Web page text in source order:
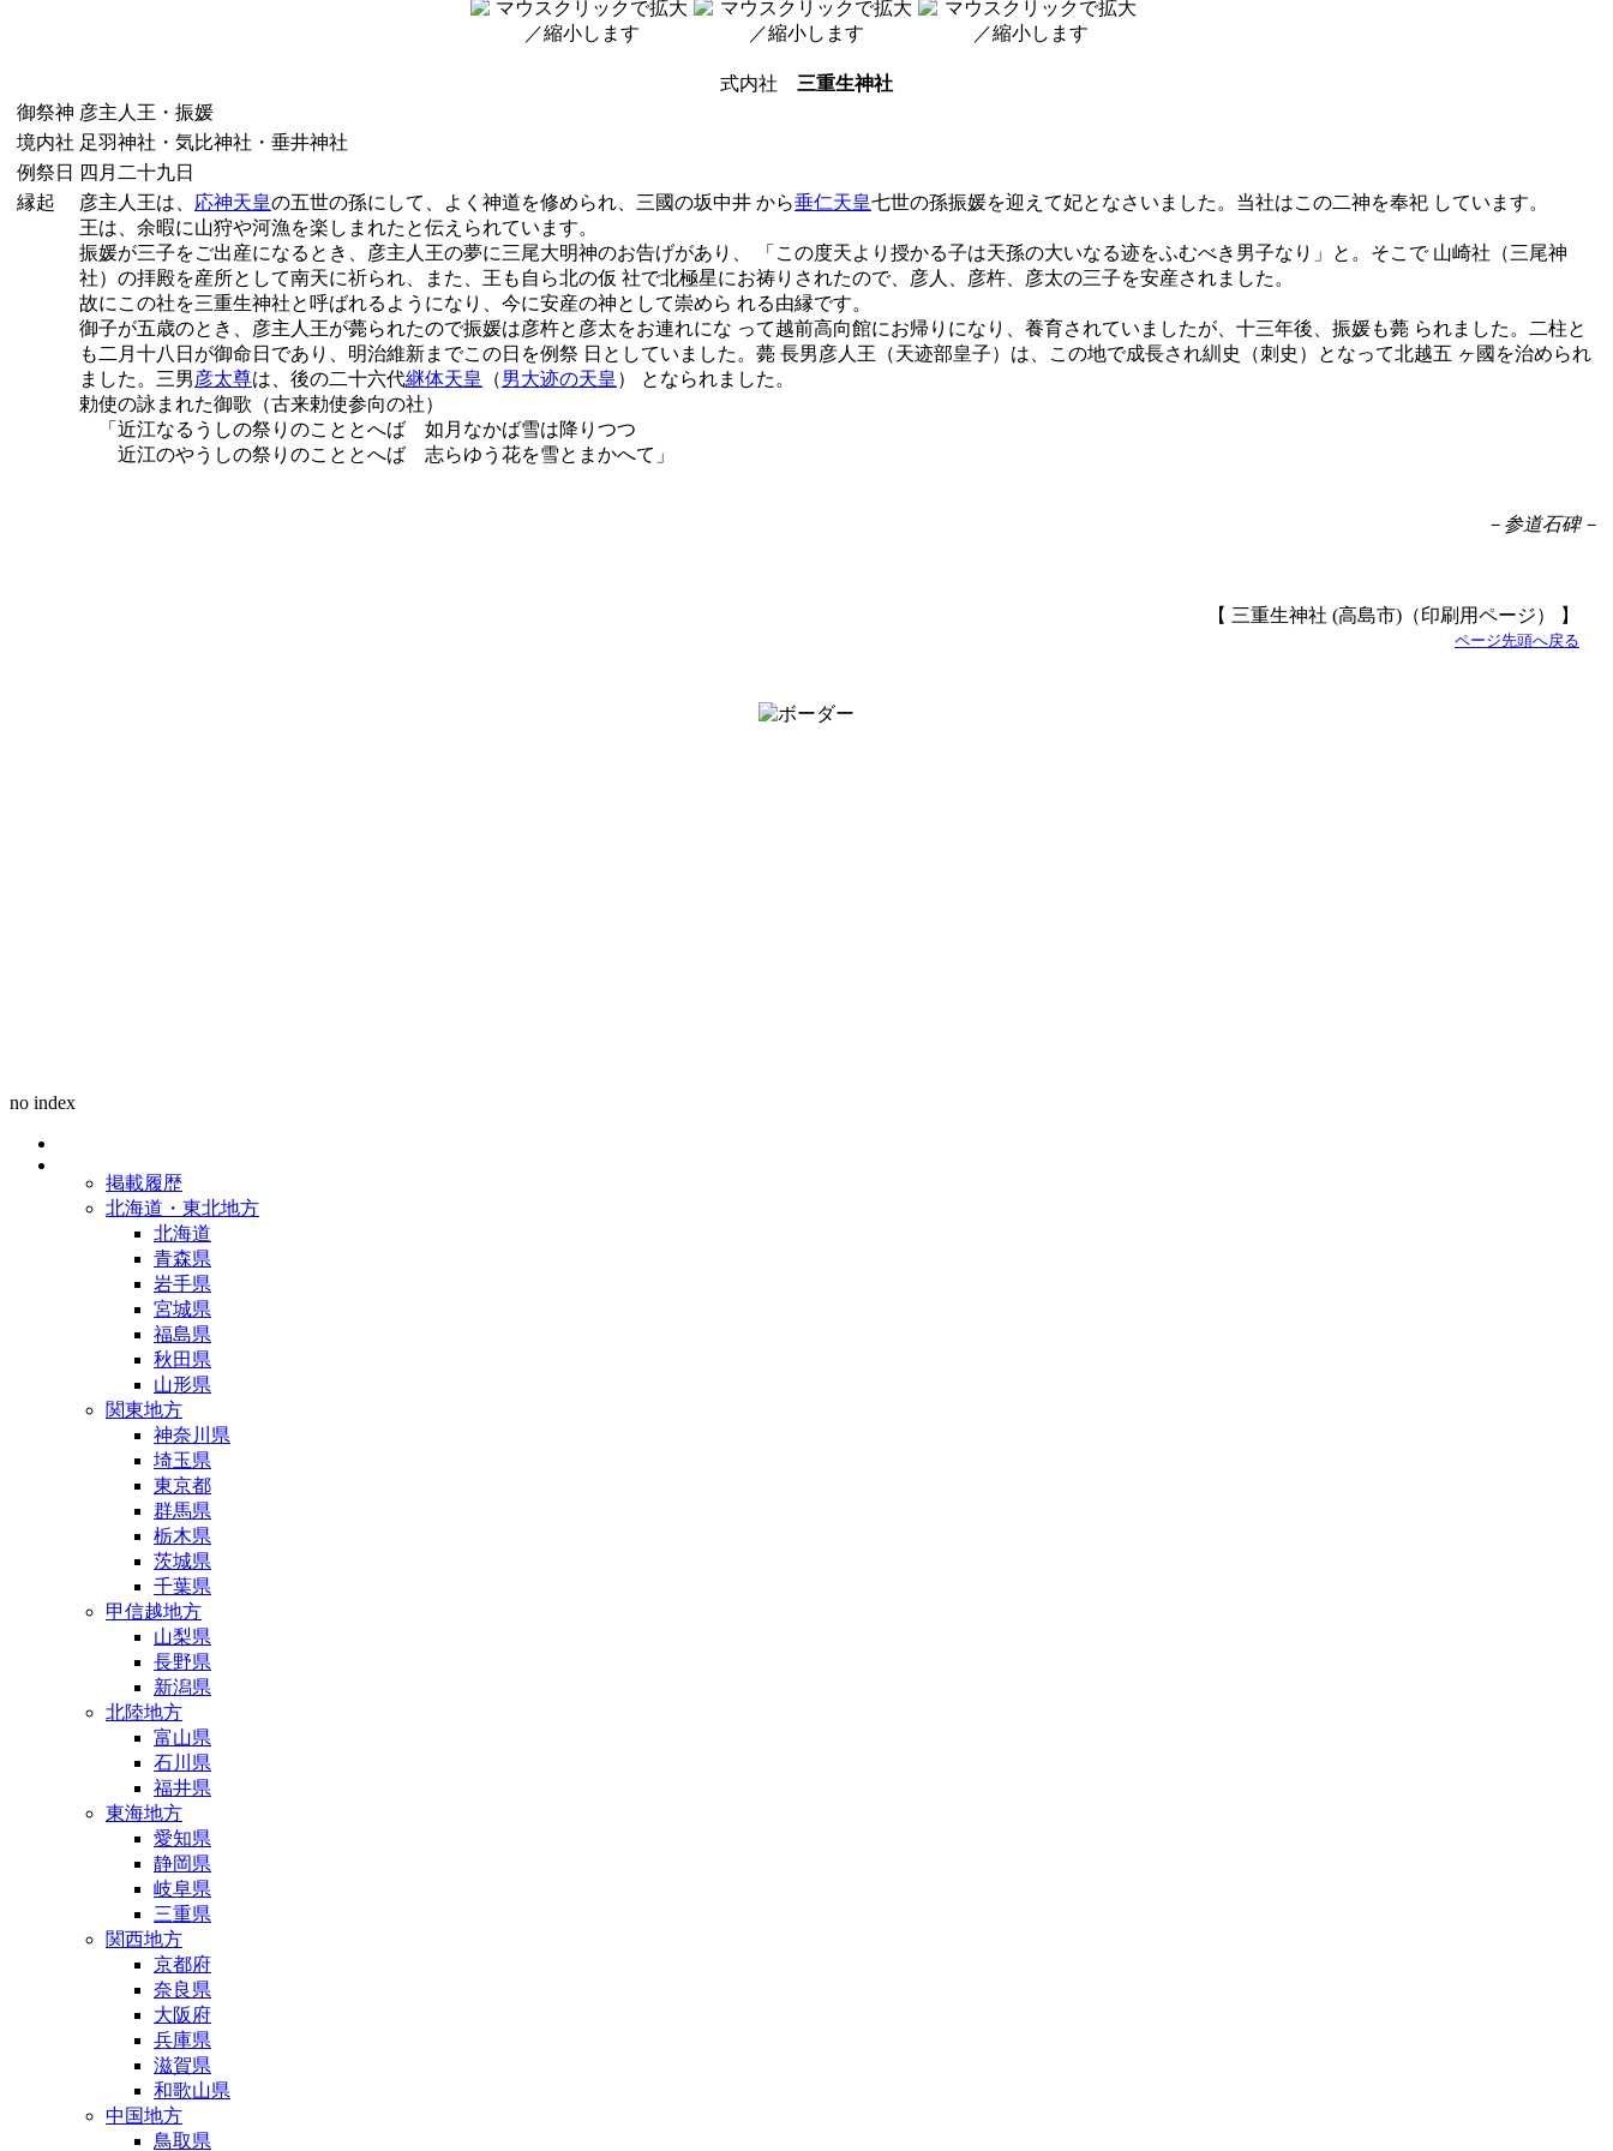
式内社 三重生神社
御祭神 彦主人王・振媛
境内社 足羽神社・気比神社・垂井神社
例祭日
四月二十九日
縁起
彦主人王は、 応神天皇の五世の孫にして、よく神道を修められ、三國の坂中井 から垂仁天皇七世の孫振媛を迎えて妃となさいました。当社はこの二神を奉祀 しています。
王は、余暇に山狩や河漁を楽しまれたと伝えられています。
振媛が三子をご出産になるとき、彦主人王の夢に三尾大明神のお告げがあり、 「この度天より授かる子は天孫の大いなる迹をふむべき男子なり」と。そこで 山崎社（三尾神
社）の拝殿を産所として南天に祈られ、また、王も自ら北の仮 社で北極星にお祷りされたので、彦人、彦杵、彦太の三子を安産されました。
故にこの社を三重生神社と呼ばれるようになり、今に安産の神として崇めら れる由縁です。
御子が五歳のとき、彦主人王が薨られたので振媛は彦杵と彦太をお連れにな って越前高向館にお帰りになり、養育されていましたが、十三年後、振媛も薨 られました。二柱と
も二月十八日が御命日であり、明治維新までこの日を例祭 日としていました。薨 長男彦人王（天迹部皇子）は、この地で成長され紃史（刺史）となって北越五 ヶ國を治められ
ました。三男 彦太尊は、後の二十六代継体天皇 （男大迹の天皇 ） となられました。
勅使の詠まれた御歌（古来勅使参向の社）
「近江なるうしの祭りのこととへば 如月なかば雪は降りつつ
近江のやうしの祭りのこととへば 志らゆう花を雪とまかへて」
－参道石碑－
【 三重生神社 (高島市)（印刷用ページ） 】
ページ先頭へ戻る
no index
掲載履歴
北海道・東北地方
北海道
青森県
岩手県
宮城県
福島県
秋田県
山形県
関東地方
神奈川県
埼玉県
東京都
群馬県
栃木県
茨城県
千葉県
甲信越地方
山梨県
長野県
新潟県
北陸地方
富山県
石川県
福井県
東海地方
愛知県
静岡県
岐阜県
三重県
関西地方
京都府
奈良県
大阪府
兵庫県
滋賀県
和歌山県
中国地方
鳥取県